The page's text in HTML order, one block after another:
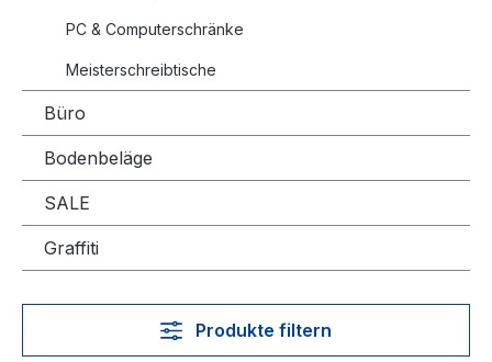
PC & Computerschränke
Meisterschreibtische
Büro
Bodenbeläge
SALE
Graffiti
Produkte filtern